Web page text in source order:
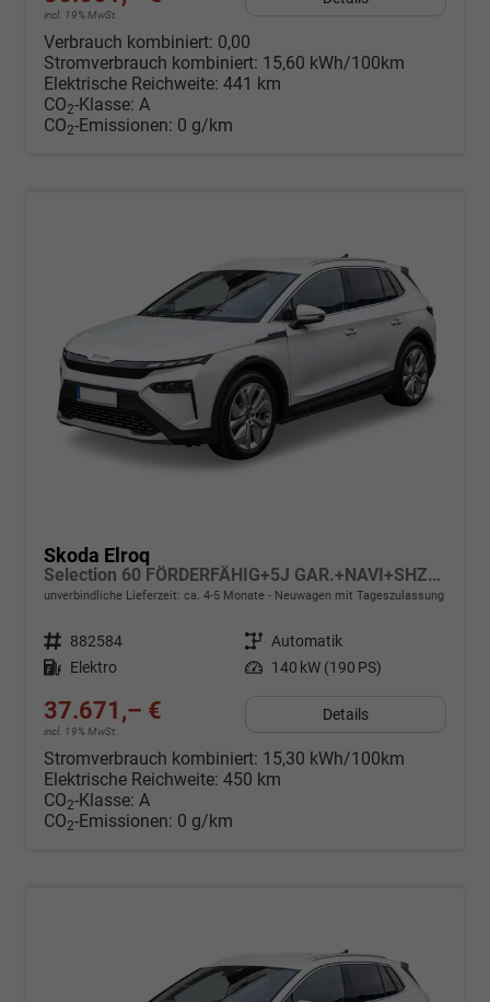
incl. 19% MwSt.
Verbrauch kombiniert: 0,00
Stromverbrauch kombiniert: 15,60 kWh/100km
Elektrische Reichweite: 441 km
CO2-Klasse: A
CO2-Emissionen: 0 g/km
Skoda Elroq
Selection 60 FÖRDERFÄHIG+5J GAR.+NAVI+SHZ+ACC+KAMERA+19" ALU+SMARTLINK+KLIMA+LED
unverbindliche Lieferzeit: ca. 4-5 Monate Neuwagen mit Tageszulassung
Fahrzeugnr. 882584 Getriebe Automatik
Kraftstoff Elektro Leistung 140 kW (190 PS)
37.671,– €
incl. 19% MwSt.
Details
Stromverbrauch kombiniert: 15,30 kWh/100km
Elektrische Reichweite: 450 km
CO2-Klasse: A
CO2-Emissionen: 0 g/km